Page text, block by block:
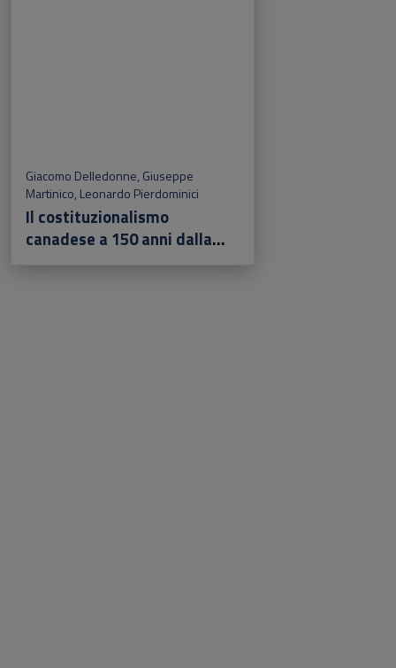
Giacomo Delledonne, Giuseppe
Martinico, Leonardo Pierdominici
Il costituzionalismo
canadese a 150 anni dalla
confederazione